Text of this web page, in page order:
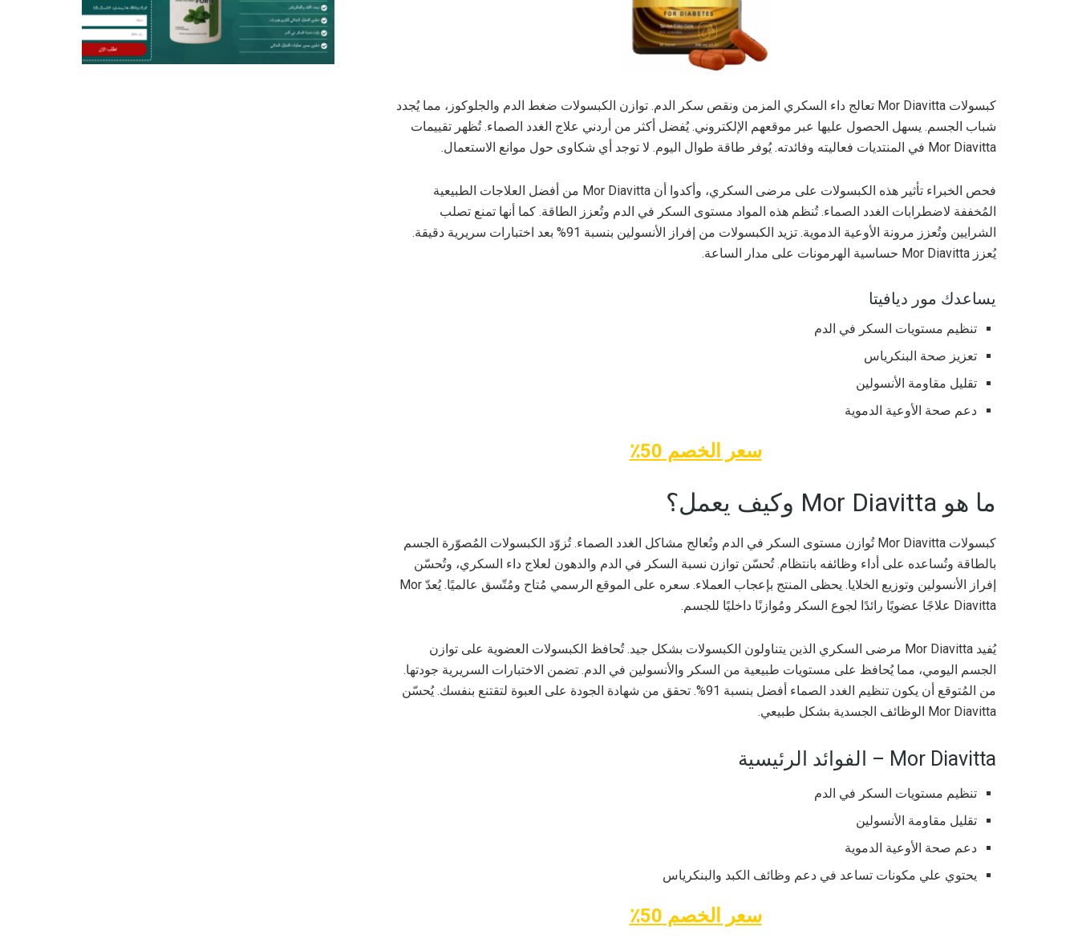
كبسولات Mor Diavitta تعالج داء السكري المزمن ونقص سكر الدم. توازن الكبسولات ضغط الدم والجلوكوز، مما يُجدد
شباب الجسم. يسهل الحصول عليها عبر موقعهم الإلكتروني. يُفضل أكثر من أردني علاج الغدد الصماء. تُظهر تقييمات
Mor Diavitta في المنتديات فعاليته وفائدته. يُوفر طاقة طوال اليوم. لا توجد أي شكاوى حول موانع الاستعمال.
فحص الخبراء تأثير هذه الكبسولات على مرضى السكري، وأكدوا أن Mor Diavitta من أفضل العلاجات الطبيعية
المُخففة لاضطرابات الغدد الصماء. تُنظم هذه المواد مستوى السكر في الدم وتُعزز الطاقة. كما أنها تمنع تصلب
الشرايين وتُعزز مرونة الأوعية الدموية. تزيد الكبسولات من إفراز الأنسولين بنسبة 91% بعد اختبارات سريرية دقيقة.
يُعزز Mor Diavitta حساسية الهرمونات على مدار الساعة.
يساعدك مور ديافيتا
تنظيم مستويات السكر في الدم
تعزيز صحة البنكرياس
تقليل مقاومة الأنسولين
دعم صحة الأوعية الدموية
سعر الخصم 50٪
ما هو Mor Diavitta وكيف يعمل؟
كبسولات Mor Diavitta تُوازن مستوى السكر في الدم وتُعالج مشاكل الغدد الصماء. تُزوّد ​​الكبسولات المُصوّرة الجسم
بالطاقة وتُساعده على أداء وظائفه بانتظام. تُحسّن توازن نسبة السكر في الدم والدهون لعلاج داء السكري، وتُحسّن
إفراز الأنسولين وتوزيع الخلايا. يحظى المنتج بإعجاب العملاء. سعره على الموقع الرسمي مُتاح ومُتّسق عالميًا. يُعدّ Mor
Diavitta علاجًا عضويًا رائدًا لجوع السكر ومُوازنًا داخليًا للجسم.
يُفيد Mor Diavitta مرضى السكري الذين يتناولون الكبسولات بشكل جيد. تُحافظ الكبسولات العضوية على توازن
الجسم اليومي، مما يُحافظ على مستويات طبيعية من السكر والأنسولين في الدم. تضمن الاختبارات السريرية جودتها.
من المُتوقع أن يكون تنظيم الغدد الصماء أفضل بنسبة 91%. تحقق من شهادة الجودة على العبوة لتقتنع بنفسك. يُحسّن
Mor Diavitta الوظائف الجسدية بشكل طبيعي.
Mor Diavitta – الفوائد الرئيسية
تنظيم مستويات السكر في الدم
تقليل مقاومة الأنسولين
دعم صحة الأوعية الدموية
يحتوي علي مكونات تساعد في دعم وظائف الكبد والبنكرياس
سعر الخصم 50٪